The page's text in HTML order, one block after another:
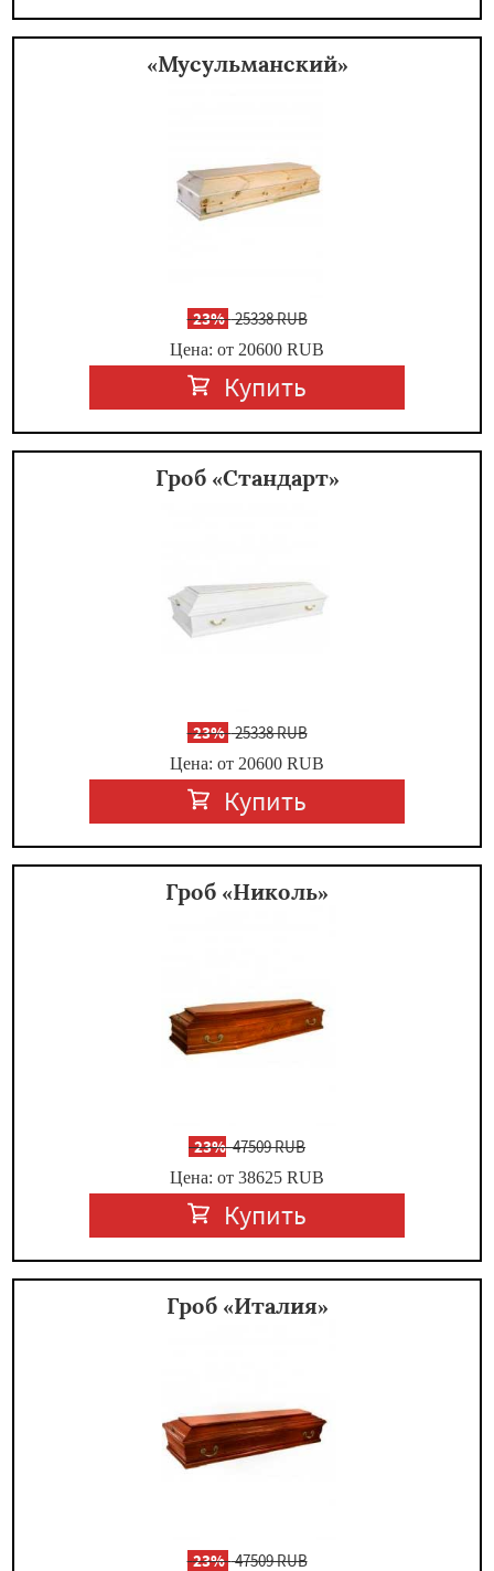
«Мусульманский»
-23%25338 RUB
Цена: от 20600 RUB
Купить
Гроб «Стандарт»
-23%25338 RUB
Цена: от 20600 RUB
Купить
Гроб «Николь»
-23%47509 RUB
Цена: от 38625 RUB
Купить
Гроб «Италия»
-23%47509 RUB